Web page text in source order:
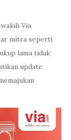
Via
mitra seperti
lama tidak
update